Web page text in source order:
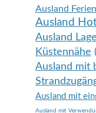
Ausland
Ausland
Ausland
Küstennähe
Ausland mit
Ausland mit
Ausland mit